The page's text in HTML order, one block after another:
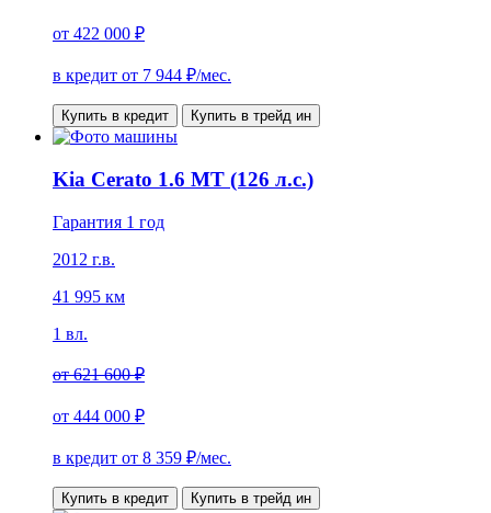
от 422 000 ₽
в кредит от 7 944 ₽/мес.
Купить в кредит Купить в трейд ин
Kia Cerato 1.6 MT (126 л.с.)
Гарантия 1 год
2012 г.в.
41 995 км
1 вл.
от621 600 ₽
от 444 000 ₽
в кредит от 8 359 ₽/мес.
Купить в кредит Купить в трейд ин